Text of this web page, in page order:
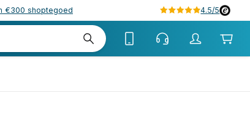
€300 shoptegoed 4.5/5